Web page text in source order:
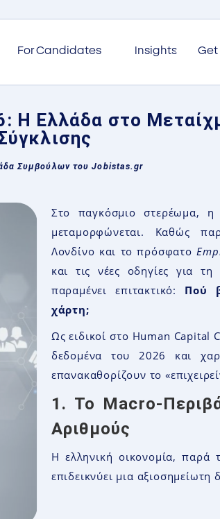
For Candidates Insights Get
Η Ελλάδα στο
Συμβούλων του Jobistas.gr
Στο παγκόσμιο στερέωμα, η
μεταμορφώνεται. Καθώς
Λονδίνο και το πρόσφατο
και τις νέες οδηγίες για
παραμένει επιτακτικό: Πού
χάρτη;
Ως ειδικοί στο Human
δεδομένα του 2026 και
επανακαθορίζουν το
1. Το Macro-
Αριθμούς
Η ελληνική οικονομία, παρά
επιδεικνύει μια αξιοσημείωτη